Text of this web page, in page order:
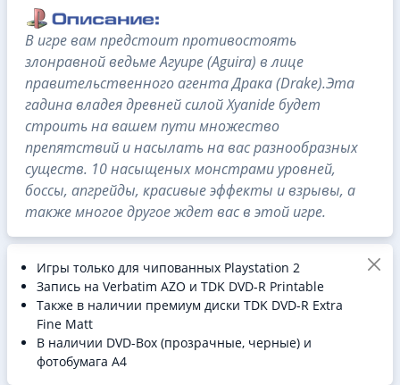
В игре вам предстоит противостоять
злонравной ведьме Агуире (Aguira) в лице
правительственного агента Драка (Drake).Эта
гадина владея древней силой Xyanide будет
строить на вашем пути множество
препятствий и насылать на вас разнообразных
существ. 10 насыщеных монстрами уровней,
боссы, апгрейды, красивые эффекты и взрывы, а
также многое другое ждет вас в этой игре.
Игры только для чипованных Playstation 2
Запись на Verbatim AZO и TDK DVD-R Printable
Также в наличии премиум диски TDK DVD-R Extra
Fine Matt
В наличии DVD-Box (прозрачные, черные) и
фотобумага A4